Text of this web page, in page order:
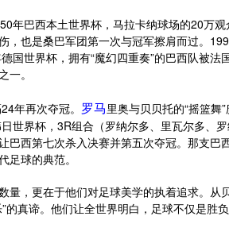
年巴西本土世界杯，马拉卡纳球场的20万
，也是桑巴军团第一次与冠军擦肩而过。
国世界杯，拥有“魔幻四重奏”的巴西队被
一。
年再次夺冠。 罗马里奥与贝贝托的“摇篮舞
世界杯，3R组合（罗纳尔多、里瓦尔多、
巴西第七次杀入决赛并第五次夺冠。那支巴
足球的典范。
量，更在于他们对足球美学的执着追求。从
的真谛。他们让全世界明白，足球不仅是胜